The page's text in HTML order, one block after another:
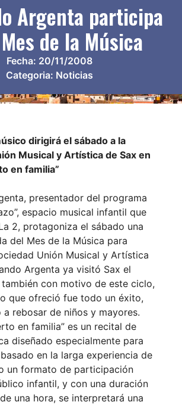
Argenta participa
de la Música
Fecha: 20/11/2008
Categoria: Noticias
dirigirá el sábado a la
Musical y Artística de Sax en
en familia”
presentador del programa
espacio musical infantil que
2, protagoniza el sábado una
del Mes de la Música para
Unión Musical y Artística
Argenta ya visitó Sax el
también con motivo de este ciclo,
que ofreció fue todo un éxito,
rebosar de niños y mayores.
en familia” es un recital de
diseñado especialmente para
en la larga experiencia de
un formato de participación
infantil, y con una duración
una hora, se interpretará una